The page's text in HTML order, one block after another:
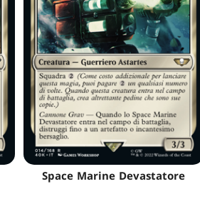
Space Marine Devastatore